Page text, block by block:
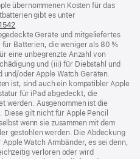
übernommenen Kosten für das
gibt es unter
ein
neues
Fenster)
Geräte und mitgeliefertes
Batterien, die weniger als 80 %
eine unbegrenzte Anzahl von
und (iii) für Diebstahl und
oder Apple Watch Geräten.
ist, sind auch ein kompatibler Apple
für iPad abgedeckt, die
werden. Ausgenommen ist die
gilt nicht für Apple Pencil
wenn sie zusammen mit dem
gestohlen werden. Die Abdeckung
Watch Armbänder, es sei denn,
verloren oder wird